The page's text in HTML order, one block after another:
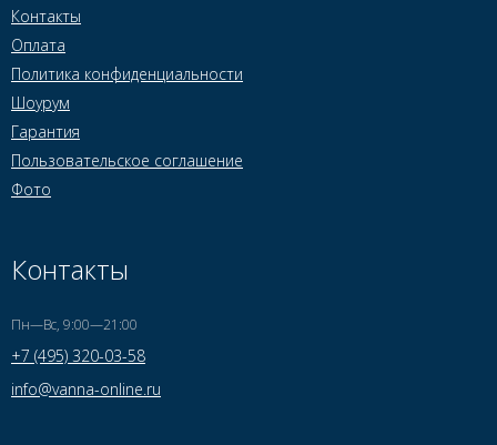
Контакты
Оплата
Политика конфиденциальности
Шоурум
Гарантия
Пользовательское соглашение
Фото
Контакты
Пн—Вс, 9:00—21:00
+7 (495) 320-03-58
info@vanna-online.ru